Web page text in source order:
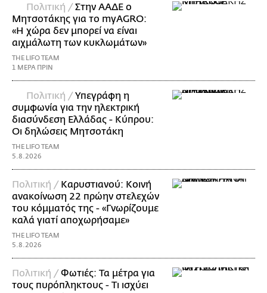
Πολιτική /Στην ΑΑΔΕ ο
Μητσοτάκης για το myAGRO:
«Η χώρα δεν μπορεί να είναι
αιχμάλωτη των κυκλωμάτων»
THE LIFO TEAM
1 ΜΕΡΑ ΠΡΙΝ
Πολιτική /Υπεγράφη η
συμφωνία για την ηλεκτρική
διασύνδεση Ελλάδας - Κύπρου:
Οι δηλώσεις Μητσοτάκη
THE LIFO TEAM
5.8.2026
Πολιτική / Καρυστιανού: Κοινή
ανακοίνωση 22 πρώην στελεχών
του κόμματός της - «Γνωρίζουμε
καλά γιατί αποχωρήσαμε»
THE LIFO TEAM
5.8.2026
Πολιτική /Φωτιές: Τα μέτρα για
τους πυρόπληκτους - Τι ισχύει